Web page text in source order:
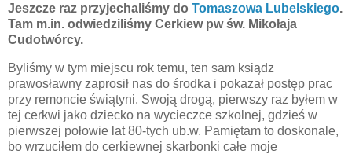
Jeszcze raz przyjechaliśmy do Tomaszowa Lubelskiego.
Tam m.in. odwiedziliśmy Cerkiew pw św. Mikołaja
Cudotwórcy.
Byliśmy w tym miejscu rok temu, ten sam ksiądz
prawosławny zaprosił nas do środka i pokazał postęp prac
przy remoncie świątyni. Swoją drogą, pierwszy raz byłem w
tej cerkwi jako dziecko na wycieczce szkolnej, gdzieś w
pierwszej połowie lat 80-tych ub.w. Pamiętam to doskonale,
bo wrzuciłem do cerkiewnej skarbonki całe moje